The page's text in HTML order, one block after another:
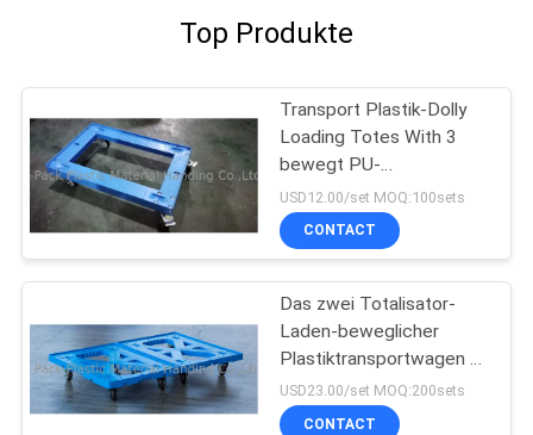
Top Produkte
Transport Plastik-Dolly
Loading Totes With 3
bewegt PU-
Bremsgießmaschinen
Schritt für Schritt fort
USD12.00/set MOQ:100sets
CONTACT
Das zwei Totalisator-
Laden-beweglicher
Plastiktransportwagen 4
Zoll PU-Gießmaschinen-
arbeiten mehr
USD23.00/set MOQ:200sets
CONTACT